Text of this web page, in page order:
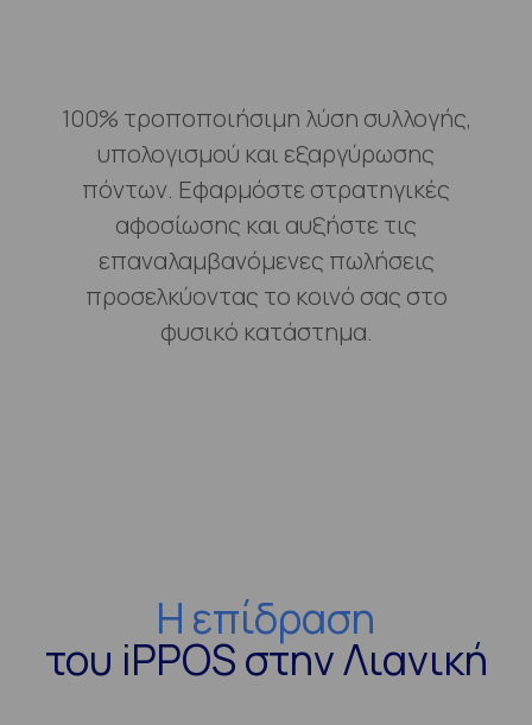
100% τροποποιήσιμη λύση συλλογής,
υπολογισμού και εξαργύρωσης
πόντων. Εφαρμόστε στρατηγικές
αφοσίωσης και αυξήστε τις
επαναλαμβανόμενες πωλήσεις
προσελκύοντας το κοινό σας στο
φυσικό κατάστημα.
Η επίδραση
του iPPOS στην Λιανική